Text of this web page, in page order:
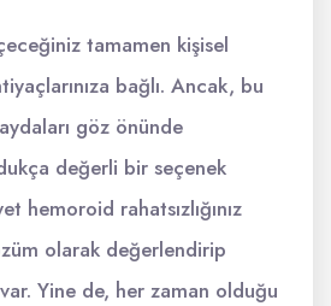
tamamen kişisel
bağlı. Ancak, bu
göz önünde
değerli bir seçenek
hemoroid rahatsızlığınız
olarak değerlendirip
Yine de, her zaman olduğu